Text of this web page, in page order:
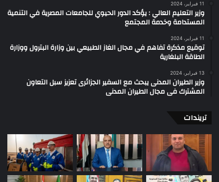
11 فبراير، 2024
وزير التعليم العالي : يؤكد الدور الحيوي للجامعات المصرية في التنمية
المستدامة وخدمة المجتمع
11 فبراير، 2024
توقيع مذكرة تفاهم في مجال الغاز الطبيعي بين وزارة البترول ووزارة
الطاقة البلغارية
13 فبراير، 2024
وزير الطيران المدنى يبحث مع السفير الجزائرى تعزيز سبل التعاون
المشترك فى مجال الطيران المدنى
تريندات